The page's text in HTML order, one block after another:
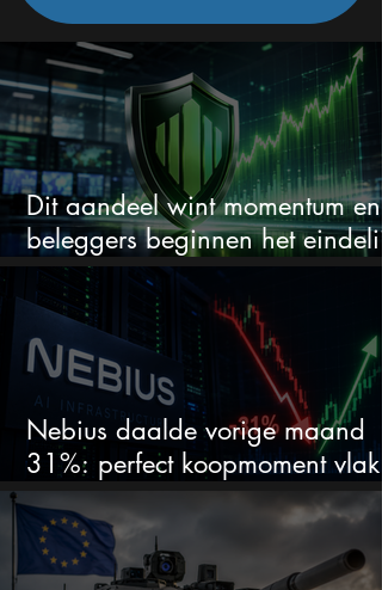
Dit aandeel wint momentum en
beleggers beginnen het eindelijk
te zien
Nebius daalde vorige maand
31%: perfect koopmoment vlak
voor kwartaalcijfers?